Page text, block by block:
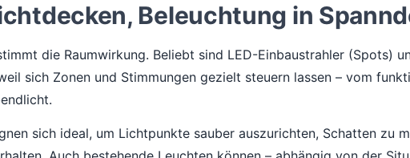
Beleuchtung in
die Raumwirkung. Beliebt sind LED-Einbaustrahler (Spots)
sich Zonen und Stimmungen gezielt steuern lassen – vom
sich ideal, um Lichtpunkte sauber auszurichten, Schatten zu